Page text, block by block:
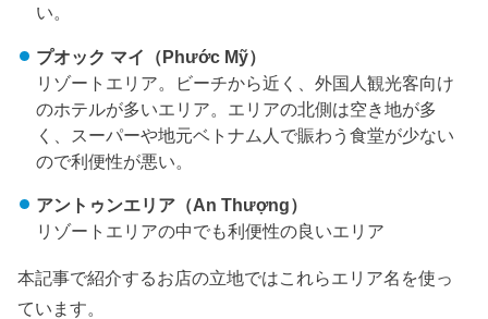
い。
プオック マイ（Phước Mỹ）
リゾートエリア。ビーチから近く、外国人観光客向け
のホテルが多いエリア。エリアの北側は空き地が多
く、スーパーや地元ベトナム人で賑わう食堂が少ない
ので利便性が悪い。
アントゥンエリア（An Thượng）
リゾートエリアの中でも利便性の良いエリア
本記事で紹介するお店の立地ではこれらエリア名を使っ
ています。